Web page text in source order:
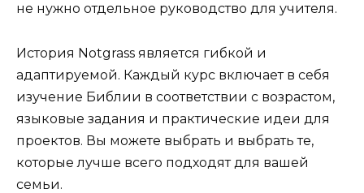
не нужно отдельное руководство для учителя.
История Notgrass является гибкой и
адаптируемой. Каждый курс включает в себя
изучение Библии в соответствии с возрастом,
языковые задания и практические идеи для
проектов. Вы можете выбрать и выбрать те,
которые лучше всего подходят для вашей
семьи.